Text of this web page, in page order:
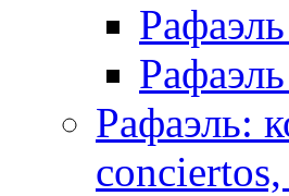
Рафаэль: